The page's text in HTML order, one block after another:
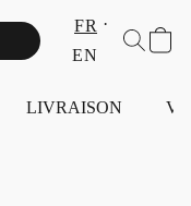
FR
EN
LIVRAISON